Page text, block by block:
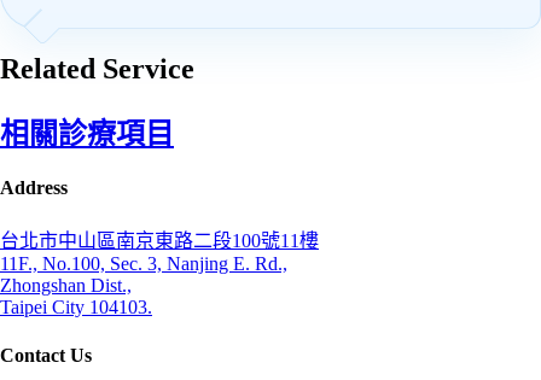
Related Service
相關診療項目
Address
台北市中山區南京東路二段100號11樓
11F., No.100, Sec. 3, Nanjing E. Rd.,
Zhongshan Dist.,
Taipei City 104103.
Contact Us